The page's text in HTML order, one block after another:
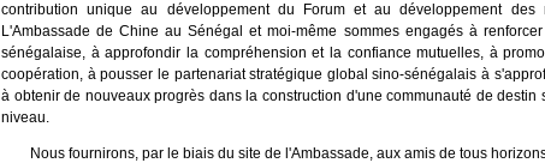
contribution unique au développement du Forum et au développement des
L'Ambassade de Chine au Sénégal et moi-même sommes engagés à
sénégalaise, à approfondir la compréhension et la confiance mutuelles, à
coopération, à pousser le partenariat stratégique global sino-sénégalais à
à obtenir de nouveaux progrès dans la construction d'une communauté de destin
niveau.
Nous fournirons, par le biais du site de l'Ambassade, aux amis de tous